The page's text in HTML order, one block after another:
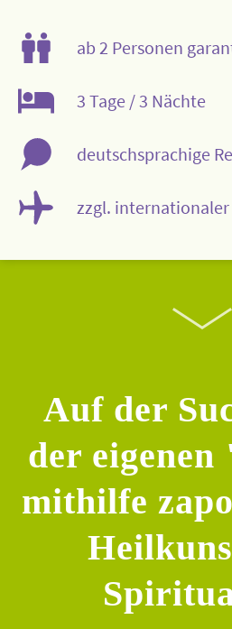
ab 2 Personen
3 Tage / 3 Nächte
deutschsprachige
zzgl. internationaler
Auf der
der eigenen
mithilfe